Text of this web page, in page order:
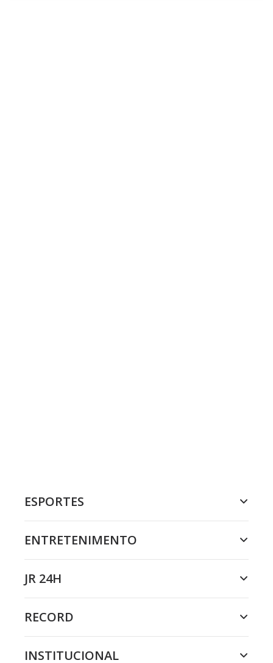
ESPORTES
ENTRETENIMENTO
JR 24H
RECORD
INSTITUCIONAL